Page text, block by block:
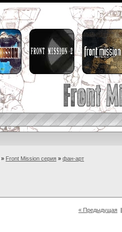
» Front Mission серия » фан-арт
« Предыдущая |